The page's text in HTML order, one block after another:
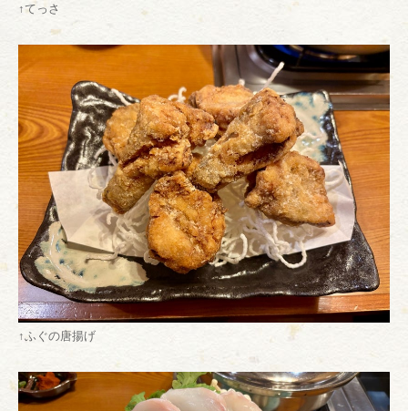
↑てっさ
↑ふぐの唐揚げ